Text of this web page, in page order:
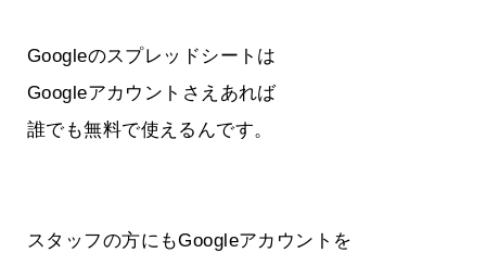
Googleのスプレッドシートは
Googleアカウントさえあれば
誰でも無料で使えるんです。
スタッフの方にもGoogleアカウントを